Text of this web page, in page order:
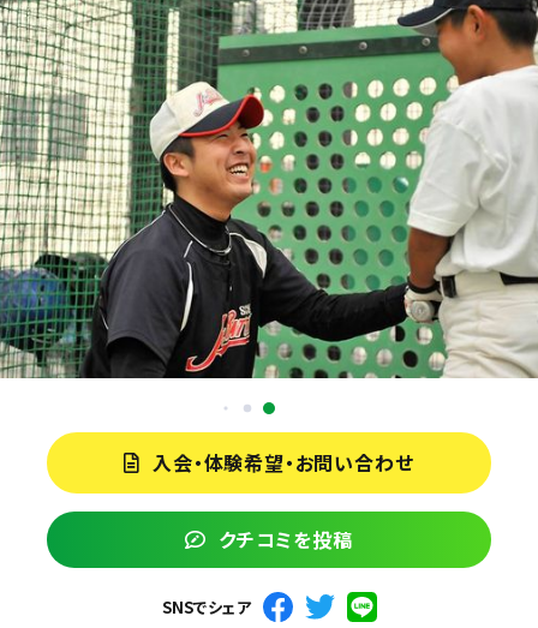
入会・体験希望・お問い合わせ
クチコミを投稿
SNSでシェア